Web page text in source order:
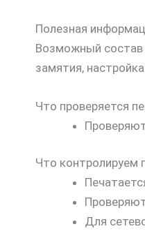
Полезная
Возможный состав
замятия,
Что проверяется
Что контролируем
Для